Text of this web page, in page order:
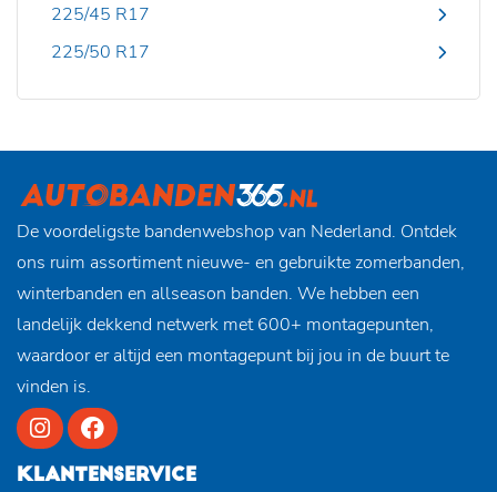
225/45 R17
225/50 R17
De voordeligste bandenwebshop van Nederland. Ontdek
ons ruim assortiment nieuwe- en gebruikte zomerbanden,
winterbanden en allseason banden. We hebben een
landelijk dekkend netwerk met 600+ montagepunten,
waardoor er altijd een montagepunt bij jou in de buurt te
vinden is.
KLANTENSERVICE